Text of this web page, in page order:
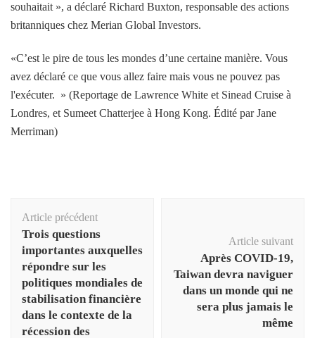
souhaitait », a déclaré Richard Buxton, responsable des actions
britanniques chez Merian Global Investors.
«C’est le pire de tous les mondes d’une certaine manière. Vous
avez déclaré ce que vous allez faire mais vous ne pouvez pas
l'exécuter. » (Reportage de Lawrence White et Sinead Cruise à
Londres, et Sumeet Chatterjee à Hong Kong. Édité par Jane
Merriman)
d'article
Article précédent
Trois questions
importantes auxquelles
répondre sur les
politiques mondiales de
stabilisation financière
dans le contexte de la
récession des
Article suivant
Après COVID-19,
Taiwan devra naviguer
dans un monde qui ne
sera plus jamais le
même